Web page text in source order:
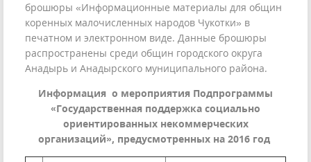
брошюры «Информационные материалы для общин
коренных малочисленных народов Чукотки» в
печатном и электронном виде. Данные брошюры
распространены среди общин городского округа
Анадырь и Анадырского муниципального района.
Информация о мероприятия Подпрограммы
«Государственная поддержка социально
ориентированных некоммерческих
организаций», предусмотренных на 2016 год